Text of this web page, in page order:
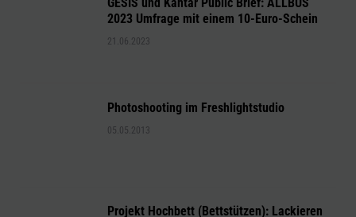
2023 Umfrage mit einem 10-Euro-Schein
21.06.2023
Photoshooting im Freshlightstudio
05.05.2013
Projekt Hochbett (Bettstützen): Lackieren